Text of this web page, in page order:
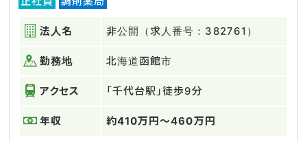
法人名 非公開（求人番号：382761）
勤務地 北海道函館市
アクセス 「千代台駅」徒歩9分
年収 約410万円～460万円